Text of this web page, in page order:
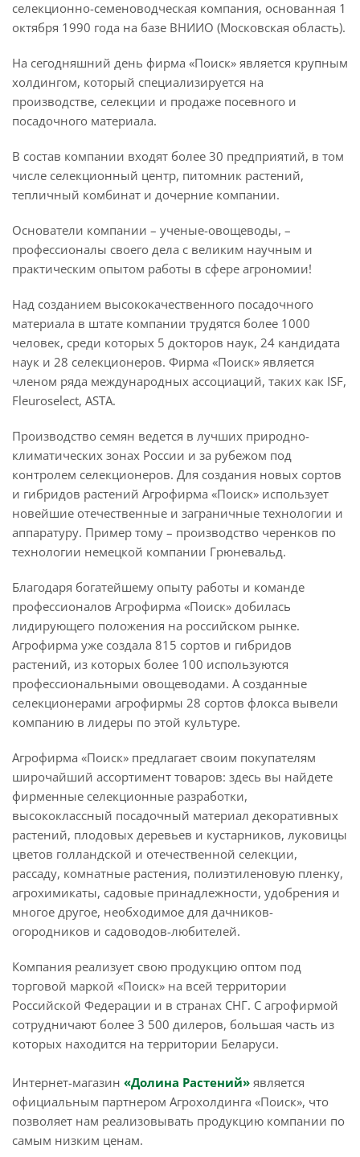
селекционно-семеноводческая компания, основанная 1
октября 1990 года на базе ВНИИО (Московская область).
На сегодняшний день фирма «Поиск» является крупным
холдингом, который специализируется на
производстве, селекции и продаже посевного и
посадочного материала.
В состав компании входят более 30 предприятий, в том
числе селекционный центр, питомник растений,
тепличный комбинат и дочерние компании.
Основатели компании – ученые-овощеводы, –
профессионалы своего дела с великим научным и
практическим опытом работы в сфере агрономии!
Над созданием высококачественного посадочного
материала в штате компании трудятся более 1000
человек, среди которых 5 докторов наук, 24 кандидата
наук и 28 селекционеров. Фирма «Поиск» является
членом ряда международных ассоциаций, таких как ISF,
Fleuroselect, ASTА.
Производство семян ведется в лучших природно-
климатических зонах России и за рубежом под
контролем селекционеров. Для создания новых сортов
и гибридов растений Агрофирма «Поиск» использует
новейшие отечественные и заграничные технологии и
аппаратуру. Пример тому – производство черенков по
технологии немецкой компании Грюневальд.
Благодаря богатейшему опыту работы и команде
профессионалов Агрофирма «Поиск» добилась
лидирующего положения на российском рынке.
Агрофирма уже создала 815 сортов и гибридов
растений, из которых более 100 используются
профессиональными овощеводами. А созданные
селекционерами агрофирмы 28 сортов флокса вывели
компанию в лидеры по этой культуре.
Агрофирма «Поиск» предлагает своим покупателям
широчайший ассортимент товаров: здесь вы найдете
фирменные селекционные разработки,
высококлассный посадочный материал декоративных
растений, плодовых деревьев и кустарников, луковицы
цветов голландской и отечественной селекции,
рассаду, комнатные растения, полиэтиленовую пленку,
агрохимикаты, садовые принадлежности, удобрения и
многое другое, необходимое для дачников-
огородников и садоводов-любителей.
Компания реализует свою продукцию оптом под
торговой маркой «Поиск» на всей территории
Российской Федерации и в странах СНГ. С агрофирмой
сотрудничают более 3 500 дилеров, большая часть из
которых находится на территории Беларуси.
Интернет-магазин «Долина Растений» является
официальным партнером Агрохолдинга «Поиск», что
позволяет нам реализовывать продукцию компании по
самым низким ценам.